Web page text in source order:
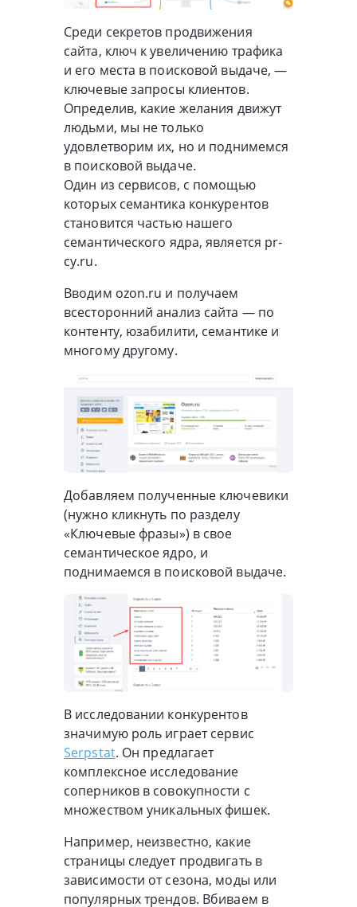
Среди секретов продвижения
сайта, ключ к увеличению трафика
и его места в поисковой выдаче, —
ключевые запросы клиентов.
Определив, какие желания движут
людьми, мы не только
удовлетворим их, но и поднимемся
в поисковой выдаче.
Один из сервисов, с помощью
которых семантика конкурентов
становится частью нашего
семантического ядра, является pr-
cy.ru.
Вводим ozon.ru и получаем
всесторонний анализ сайта — по
контенту, юзабилити, семантике и
многому другому.
Добавляем полученные ключевики
(нужно кликнуть по разделу
«Ключевые фразы») в свое
семантическое ядро, и
поднимаемся в поисковой выдаче.
В исследовании конкурентов
значимую роль играет сервис
Serpstat. Он предлагает
комплексное исследование
соперников в совокупности с
множеством уникальных фишек.
Например, неизвестно, какие
страницы следует продвигать в
зависимости от сезона, моды или
популярных трендов. Вбиваем в